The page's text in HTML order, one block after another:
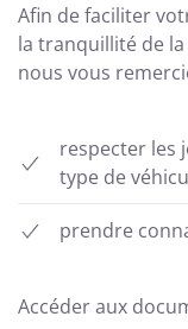
Afin de faciliter
la tranquillité de la
nous vous
respecter les
type de
prendre
Accéder aux